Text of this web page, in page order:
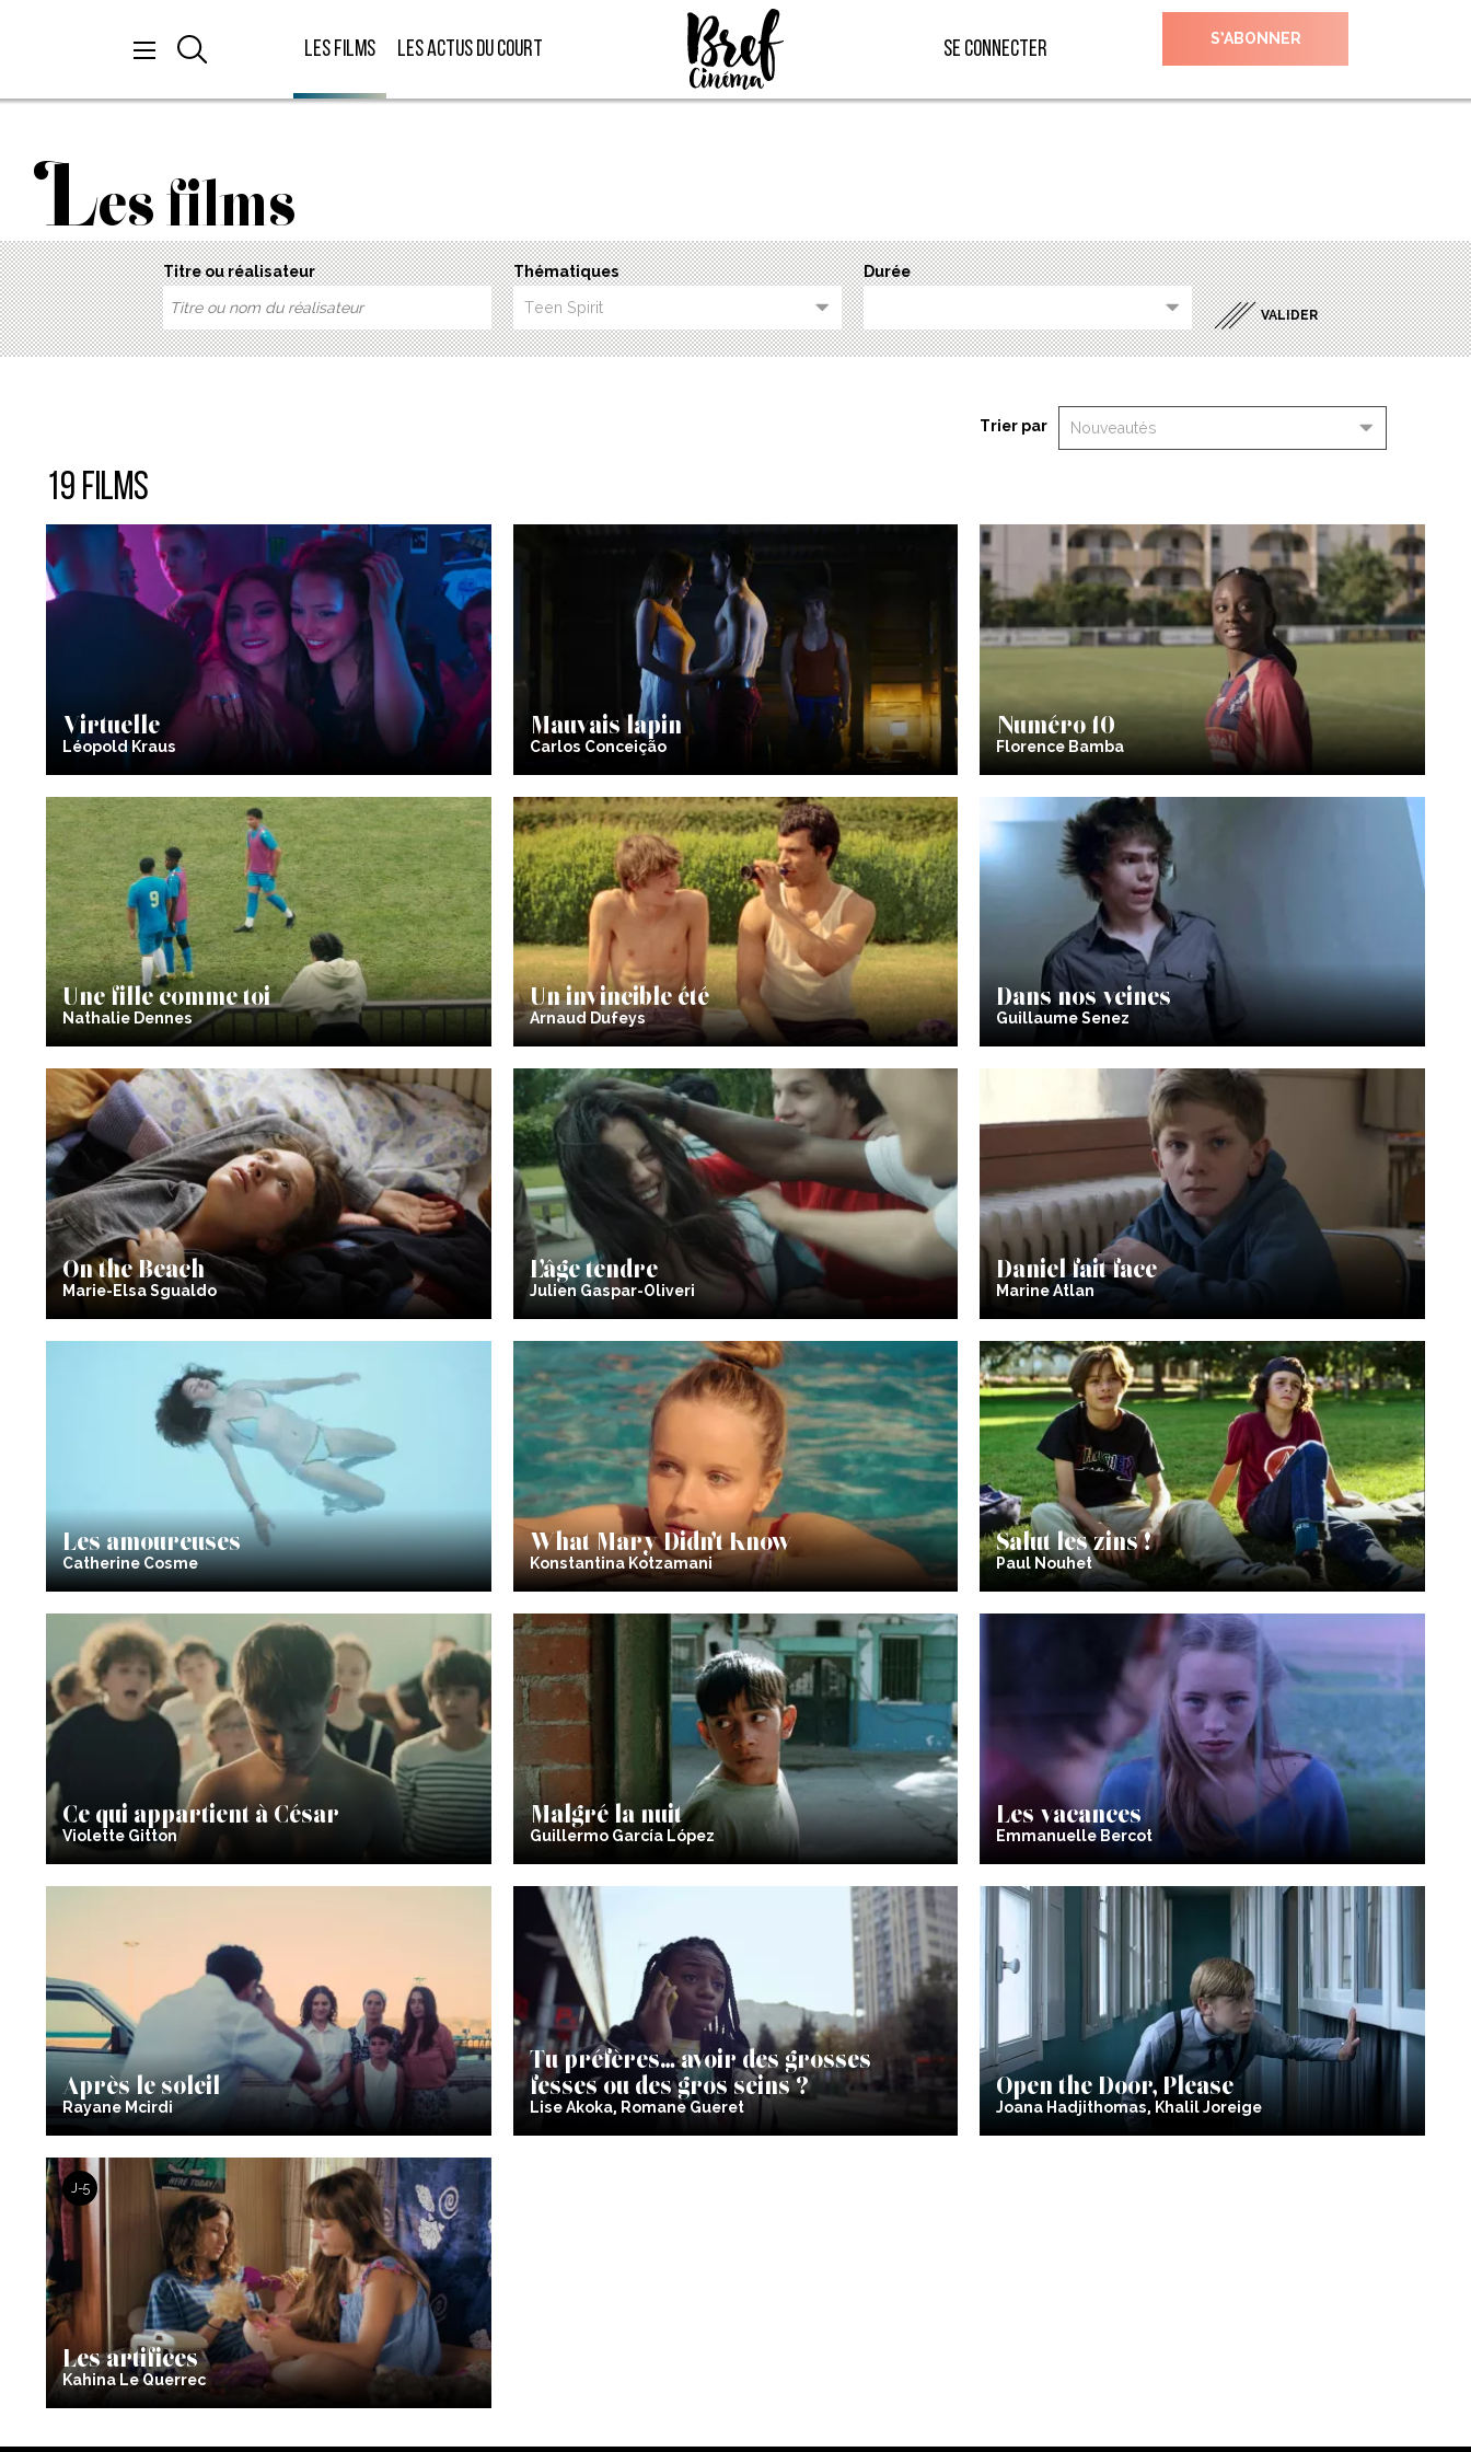
Les films Les actus du court Se connecter S’ABONNER
L es films
Titre ou réalisateur Thématiques Durée
Trier par
19 films
Virtuelle
Léopold Kraus
Mauvais lapin
Carlos Conceição
Numéro 10
Florence Bamba
Une fille comme toi
Nathalie Dennes
Un invincible été
Arnaud Dufeys
Dans nos veines
Guillaume Senez
On the Beach
Marie-Elsa Sgualdo
L’âge tendre
Julien Gaspar-Oliveri
Daniel fait face
Marine Atlan
Les amoureuses
Catherine Cosme
What Mary Didn’t Know
Konstantina Kotzamani
Salut les zins !
Paul Nouhet
Ce qui appartient à César
Violette Gitton
Malgré la nuit
Guillermo García López
Les vacances
Emmanuelle Bercot
Après le soleil
Rayane Mcirdi
Tu préfères… avoir des grosses
fesses ou des gros seins ?
Lise Akoka, Romane Gueret
Open the Door, Please
Joana Hadjithomas, Khalil Joreige
J-5
Les artifices
Kahina Le Querrec